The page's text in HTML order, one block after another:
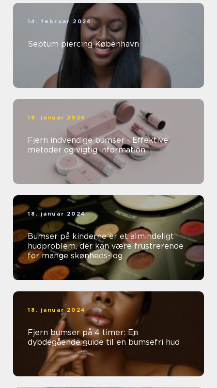
14. februar 2024
Septum piercing København
18. januar 2024
Fjern indvendige bumser - Effektive
metoder og vigtig information
18. januar 2024
Bumser på kinderne er et almindeligt
hudproblem, der kan være frustrerende
for mange skønheds- og
kosmetikforbrugere
18. januar 2024
Fjern bumser på 4 timer: En
dybdegående guide til en bumsefri hud